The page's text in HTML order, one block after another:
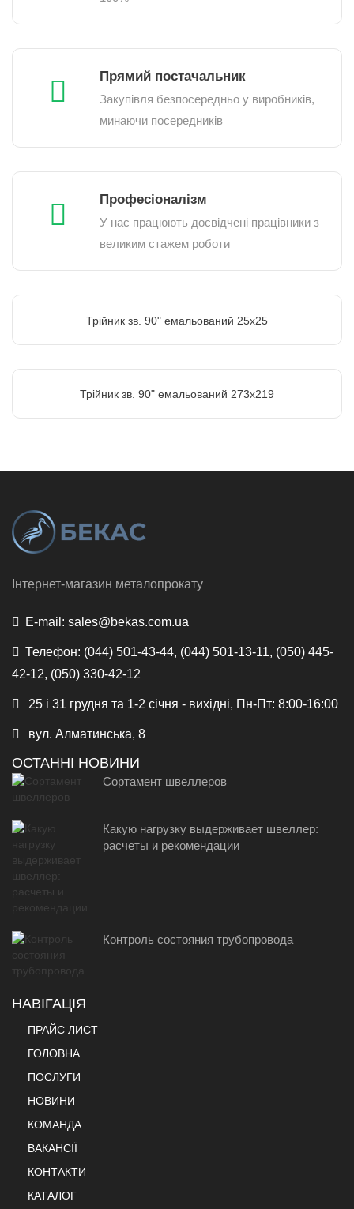
Прямий постачальник
Закупівля безпосередньо у виробників,
минаючи посередників
Професіоналізм
У нас працюють досвідчені працівники з
великим стажем роботи
Трійник зв. 90" емальований 25х25
Трійник зв. 90" емальований 273х219
Інтернет-магазин металопрокату
E-mail: sales@bekas.com.ua
Телефон: (044) 501-43-44, (044) 501-13-11, (050) 445-
42-12, (050) 330-42-12
25 і 31 грудня та 1-2 січня - вихідні, Пн-Пт: 8:00-16:00
вул. Алматинська, 8
ОСТАННІ НОВИНИ
Сортамент швеллеров
Какую нагрузку выдерживает швеллер:
расчеты и рекомендации
Контроль состояния трубопровода
НАВІГАЦІЯ
ПРАЙС ЛИСТ
ГОЛОВНА
ПОСЛУГИ
НОВИНИ
КОМАНДА
ВАКАНСІЇ
КОНТАКТИ
КАТАЛОГ